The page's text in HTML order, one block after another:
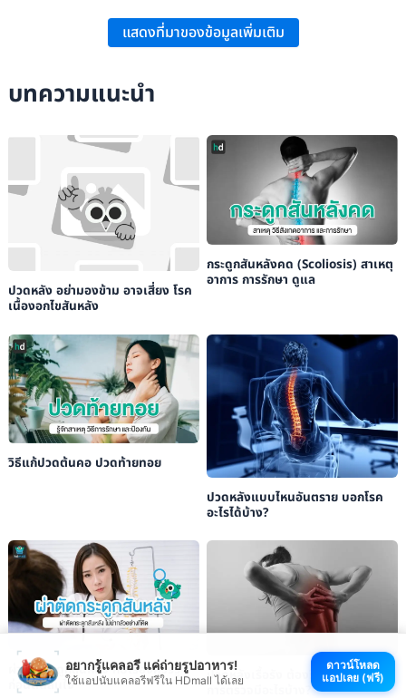
Cord Tumor Surgery
Penn Medicine, Spinal Tumor
ทำอย่างไรเมื่อฉันเป็น…เนื้องอกระบบประสาท
ไขสันหลัง (Spinal cord Tumor)
แสดงที่มาของข้อมูลเพิ่มเติม
บทความแนะนำ
ปวดหลัง อย่ามองข้าม อาจเสี่ยง โรค
เนื้องอกไขสันหลัง
กระดูกสันหลังคด (Scoliosis) สาเหตุ
อาการ การรักษา ดูแล
วิธีแก้ปวดต้นคอ ปวดท้ายทอย
ปวดหลังแบบไหนอันตราย บอกโรค
อะไรได้บ้าง?
ผ่าตัดกระดูกสันหลัง กับเรื่องควรรู้
ก่อนตัดสินใจ
ปวดหลังเรื้อรัง ต้องรีบตรวจ ขั้นตอน
การตรวจมีอะไรบ้าง?
อยากรู้แคลอรี แค่ถ่ายรูปอาหาร!
ใช้แอปนับแคลอรีฟรีใน HDmall ได้เลย
ดาวน์โหลด
แอปเลย (ฟรี)